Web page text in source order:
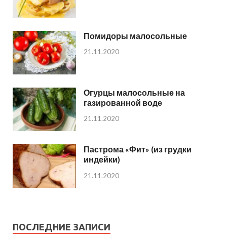
Помидоры малосольные
21.11.2020
Огурцы малосольные на
газированной воде
21.11.2020
Пастрома «Фит» (из грудки
индейки)
21.11.2020
ПОСЛЕДНИЕ ЗАПИСИ